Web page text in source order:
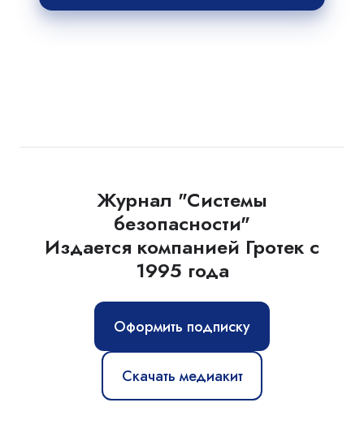
Журнал "Системы
безопасности"
Издается компанией Гротек с
1995 года
Оформить подписку
Скачать медиакит